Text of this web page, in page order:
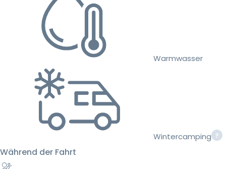
Warmwasser
Wintercamping
Während der Fahrt